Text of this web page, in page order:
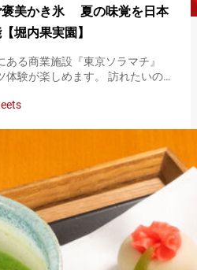
褒美かき氷 夏の味覚を日本
堀内果実園】
る商業施設『東京ソラマチ』
体験が楽しめます。 訪れたいの
店では、夏限定でフルーツのお